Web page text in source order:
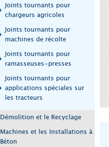
Joints tournants pour
chargeurs agricoles
Joints tournants pour
machines de récolte
Joints tournants pour
ramasseuses-presses
Joints tournants pour
applications spéciales sur
les tracteurs
Démolition et le Recyclage
Machines et les Installations à
Béton